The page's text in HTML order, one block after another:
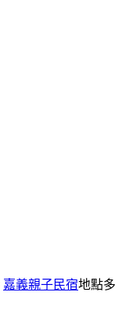
嘉義親子民宿地點多